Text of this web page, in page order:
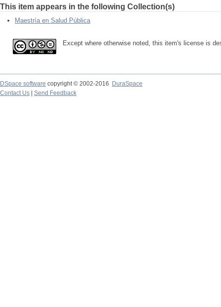
This item appears in the following Collection(s)
Maestría en Salud Pública
Except where otherwise noted, this item's license is
DSpace software copyright © 2002-2016
DuraSpace
Contact Us
Send Feedback